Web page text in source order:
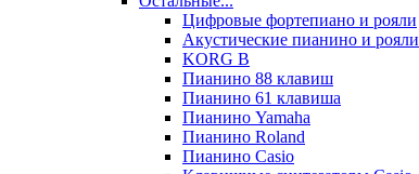
Цифровые фортепиано и рояли
Акустические пианино и рояли
KORG B
Пианино 88 клавиш
Пианино 61 клавиша
Пианино Yamaha
Пианино Roland
Пианино Casio